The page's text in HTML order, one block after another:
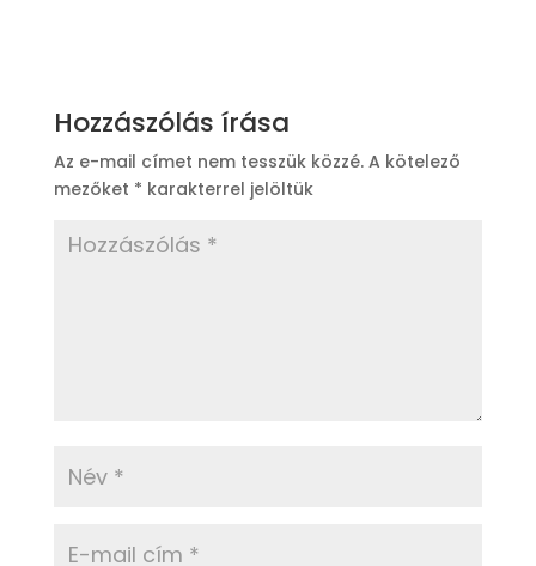
Hozzászólás írása
Az e-mail címet nem tesszük közzé. A kötelező
mezőket * karakterrel jelöltük